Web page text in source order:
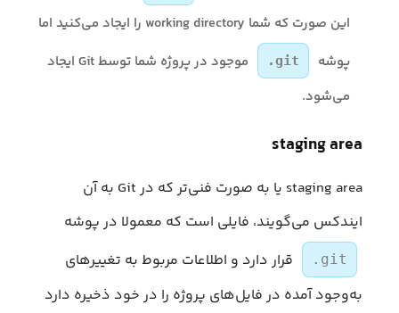
این صورت که شما working directory را ایجاد می‌کنید اما
پوشه
.git
موجود در پروژه شما توسط Git ایجاد
می‌شود.
staging area
staging area یا به صورت فنی‌تر که در Git به آن
ایندکس می‌گویند، فایلی است که معمولا در پوشه
.git
قرار دارد و اطلاعات مربوط به تغییرهای
به‌وجود آمده در فایل‌های پروژه را در خود ذخیره دارد